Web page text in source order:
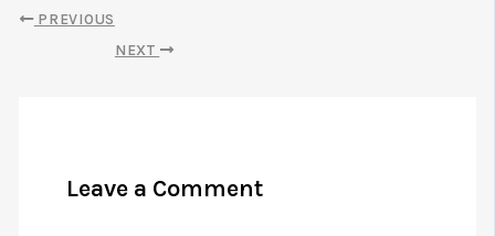
PREVIOUS
NEXT
Leave a Comment